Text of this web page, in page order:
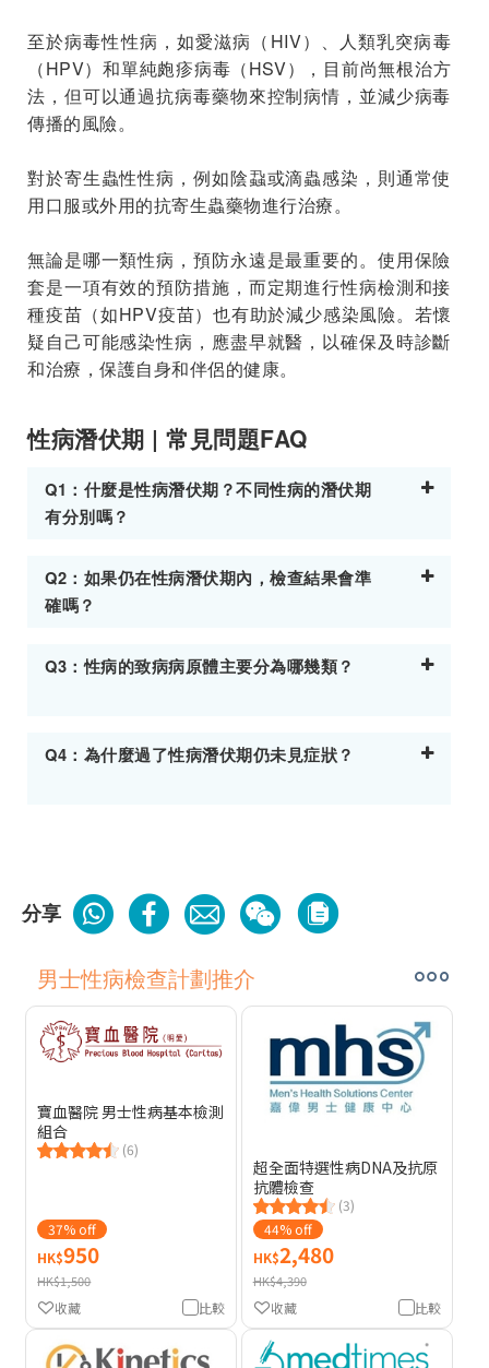
至於病毒性性病，如愛滋病（HIV）、人類乳突病毒
（HPV）和單純皰疹病毒（HSV），目前尚無根治方
法，但可以通過抗病毒藥物來控制病情，並減少病毒
傳播的風險。
對於寄生蟲性性病，例如陰蝨或滴蟲感染，則通常使
用口服或外用的抗寄生蟲藥物進行治療。
無論是哪一類性病，預防永遠是最重要的。使用保險
套是一項有效的預防措施，而定期進行性病檢測和接
種疫苗（如HPV疫苗）也有助於減少感染風險。若懷
疑自己可能感染性病，應盡早就醫，以確保及時診斷
和治療，保護自身和伴侶的健康。
性病潛伏期 | 常見問題FAQ
Q1：什麼是性病潛伏期？不同性病的潛伏期
有分別嗎？
Q2：如果仍在性病潛伏期內，檢查結果會準
確嗎？
Q3：性病的致病病原體主要分為哪幾類？
Q4：為什麼過了性病潛伏期仍未見症狀？
分享
男士性病檢查計劃推介
寶血醫院 男士性病基本檢測
組合
(6)
37% off
HK$950
HK$1,500
比較
收藏
超全面特選性病DNA及抗原
抗體檢查
(3)
44% off
HK$2,480
HK$4,390
比較
收藏